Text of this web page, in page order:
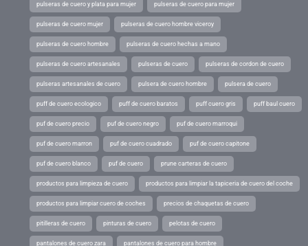
pulseras de cuero y plata para mujer pulseras de cuero para mujer
pulseras de cuero mujer pulseras de cuero hombre viceroy
pulseras de cuero hombre pulseras de cuero hechas a mano
pulseras de cuero artesanales pulseras de cuero pulseras de cordon de cuero
pulseras artesanales de cuero pulsera de cuero hombre pulsera de cuero
puff de cuero ecologico puff de cuero baratos puff cuero gris puff baul cuero
puf de cuero precio puf de cuero negro puf de cuero marroqui
puf de cuero marron puf de cuero cuadrado puf de cuero capitone
puf de cuero blanco puf de cuero prune carteras de cuero
productos para limpieza de cuero productos para limpiar la tapiceria de cuero del coche
productos para limpiar cuero de coches precios de chaquetas de cuero
pitilleras de cuero pinturas de cuero pelotas de cuero
pantalones de cuero zara pantalones de cuero para hombre